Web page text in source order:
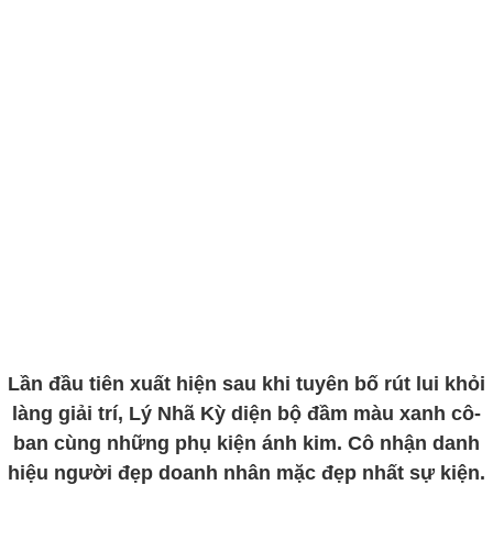
Lần đầu tiên xuất hiện sau khi tuyên bố rút lui khỏi
làng giải trí, Lý Nhã Kỳ diện bộ đầm màu xanh cô-
ban cùng những phụ kiện ánh kim. Cô nhận danh
hiệu người đẹp doanh nhân mặc đẹp nhất sự kiện.